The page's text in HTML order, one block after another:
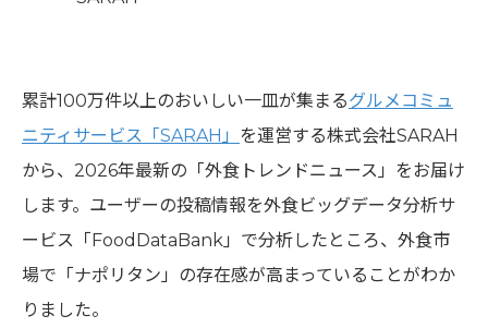
累計100万件以上のおいしい一皿が集まるグルメコミュ
ニティサービス「SARAH」 を運営する株式会社SARAH
から、2026年最新の「外食トレンドニュース」をお届け
します。ユーザーの投稿情報を外食ビッグデータ分析サ
ービス「FoodDataBank」で分析したところ、外食市
場で「ナポリタン」の存在感が高まっていることがわか
りました。